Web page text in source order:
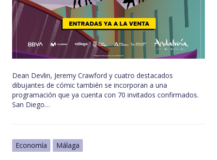
Dean Devlin, Jeremy Crawford y cuatro destacados
dibujantes de cómic también se incorporan a una
programación que ya cuenta con 70 invitados confirmados.
San Diego…
Economía Málaga